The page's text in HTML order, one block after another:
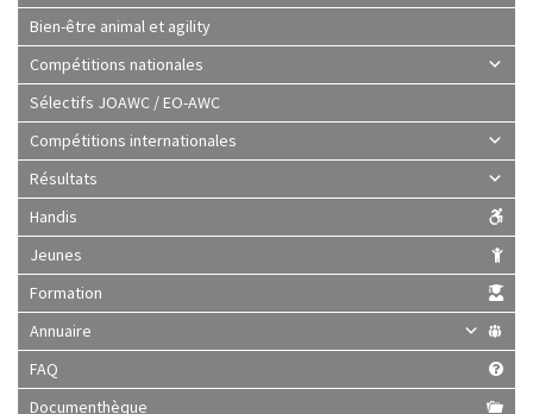
Bien-être animal et agility
Compétitions nationales
Sélectifs JOAWC / EO-AWC
Compétitions internationales
Résultats
Handis
Jeunes
Formation
Annuaire
FAQ
Documenthèque